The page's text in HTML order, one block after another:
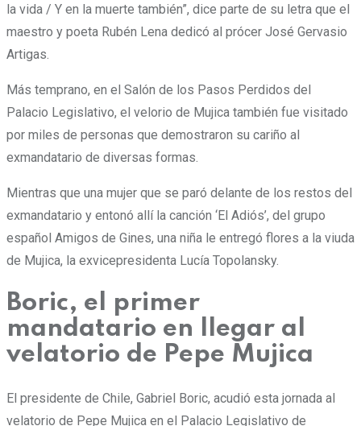
la vida / Y en la muerte también”, dice parte de su letra que el
maestro y poeta Rubén Lena dedicó al prócer José Gervasio
Artigas.
Más temprano, en el Salón de los Pasos Perdidos del
Palacio Legislativo, el velorio de Mujica también fue visitado
por miles de personas que demostraron su cariño al
exmandatario de diversas formas.
Mientras que una mujer que se paró delante de los restos del
exmandatario y entonó allí la canción ‘El Adiós’, del grupo
español Amigos de Gines, una niña le entregó flores a la viuda
de Mujica, la exvicepresidenta Lucía Topolansky.
Boric, el primer
mandatario en llegar al
velatorio de Pepe Mujica
El presidente de Chile, Gabriel Boric, acudió esta jornada al
velatorio de Pepe Mujica en el Palacio Legislativo de